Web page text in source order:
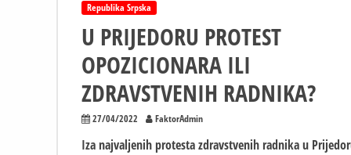
Republika Srpska
U PRIJEDORU PROTEST
OPOZICIONARA ILI
ZDRAVSTVENIH RADNIKA?
27/04/2022 FaktorAdmin
Iza najvaljenih protesta zdravstvenih radnika u